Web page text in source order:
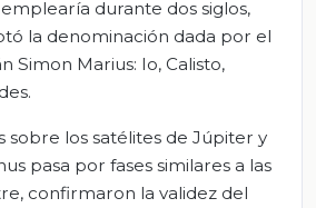
emplearía durante dos siglos,
la denominación dada por el
Simon Marius: Io, Calisto,
sobre los satélites de Júpiter y
pasa por fases similares a las
confirmaron la validez del